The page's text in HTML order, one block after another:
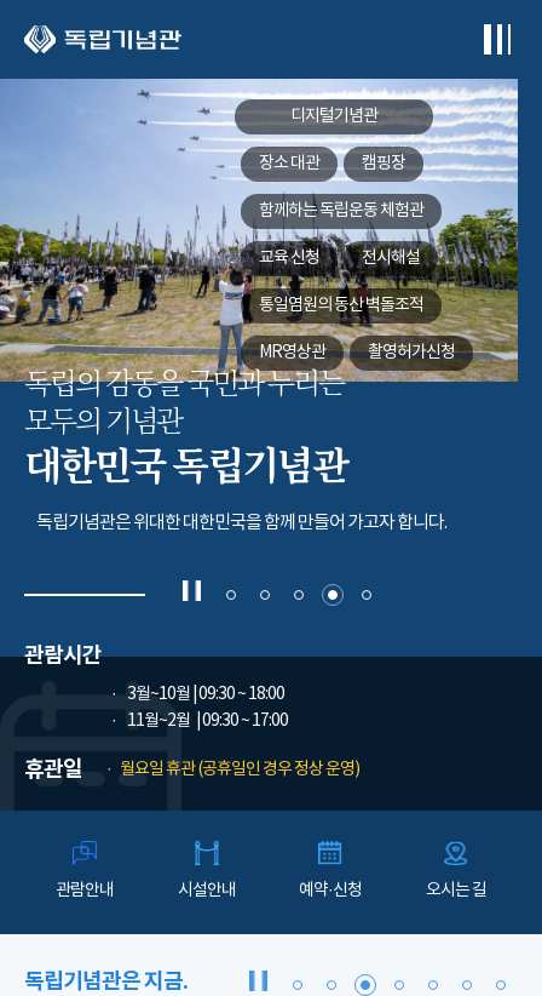
디지털기념관
장소 대관 캠핑장
함께하는독립운동 체험관
교육 신청 전시해설
통일염원의 동산벽돌조적
MR영상관 촬영허가신청
독립의 감동을 국민과 누리는
모두의 기념관
대한민국 독립기념관
독립기념관은 위대한 대한민국을 함께 만들어 가고자 합니다.
관람시간
3월~10월 | 09:30 ~ 18:00
11월~2월
| 09:30 ~ 17:00
휴관일 월요일 휴관 (공휴일인 경우 정상 운영)
관람안내 시설안내 예약·신청 오시는 길
독립기념관은 지금.